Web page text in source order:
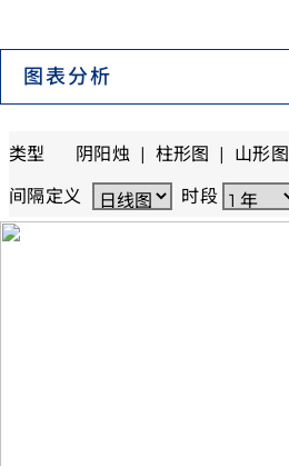
图表分析
类型 阴阳烛 | 柱形图 | 山形图
间隔定义
时段